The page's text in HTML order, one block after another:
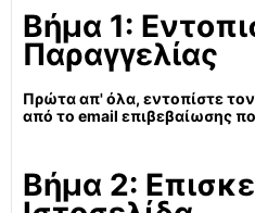
Βήμα 1:
Παραγγελίας
Πρώτα απ' όλα, εντοπίστε
από το email επιβεβαίωσης
Βήμα 2: